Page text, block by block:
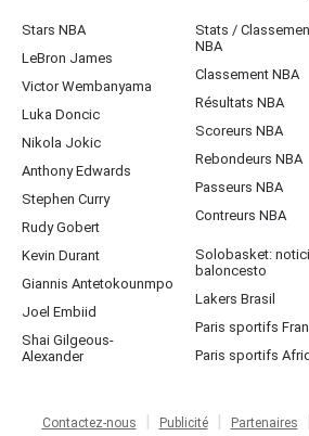
Stars NBA
LeBron James
Victor Wembanyama
Luka Doncic
Nikola Jokic
Anthony Edwards
Stephen Curry
Rudy Gobert
Kevin Durant
Giannis Antetokounmpo
Joel Embiid
Shai Gilgeous-
Alexander
Stats /
NBA
Classement NBA
Résultats NBA
Scoreurs NBA
Rebondeurs NBA
Passeurs NBA
Contreurs NBA
Solobasket:
baloncesto
Lakers Brasil
Paris sportifs
Paris sportifs
Contactez-nous Publicité Partenaires